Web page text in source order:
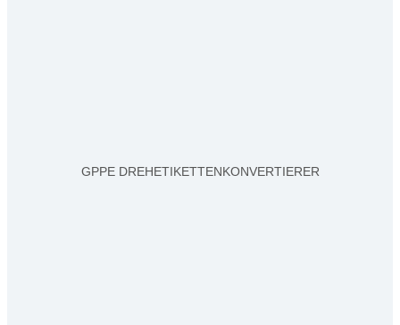
GPPE DREHETIKETTENKONVERTIERER